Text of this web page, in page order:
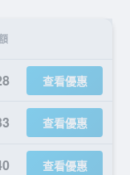
查看優惠
查看優惠
查看優惠